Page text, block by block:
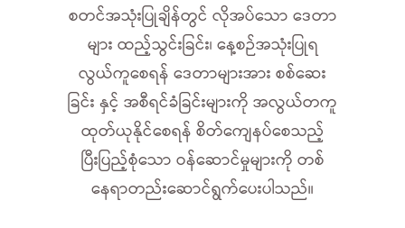
စတင်အသုံးပြုချိန်တွင် လိုအပ်သော ဒေတာ
များ ထည့်သွင်းခြင်း၊ နေ့စဉ်အသုံးပြုရ
လွယ်ကူစေရန် ဒေတာများအား စစ်ဆေး
ခြင်း နှင့် အစီရင်ခံခြင်းများကို အလွယ်တကူ
ထုတ်ယုနိုင်စေရန် စိတ်ကျေနပ်စေသည့်
ပြီးပြည့်စုံသော ဝန်ဆောင်မှုများကို တစ်
နေရာတည်းဆောင်ရွက်ပေးပါသည်။